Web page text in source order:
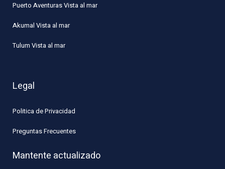
Puerto Aventuras Vista al mar
Akumal Vista al mar
Tulum Vista al mar
Legal
Politica de Privacidad
Preguntas Frecuentes
Mantente actualizado